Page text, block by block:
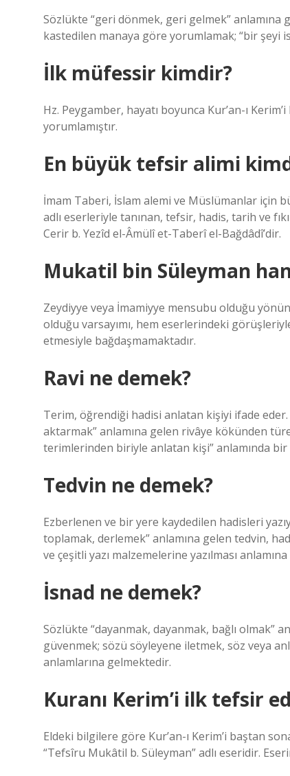
Sözlükte “geri dönmek, geri gelmek”
kastedilen manaya göre yorumlamak; “bir şeyi
İlk müfessir kimdir?
Hz. Peygamber, hayatı boyunca Kur’an-ı
yorumlamıştır.
En büyük tefsir alimi
İmam Taberi, İslam alemi ve Müslümanlar için
adlı eserleriyle tanınan, tefsir, hadis, tarih ve
Cerir b. Yezîd el-Âmülî et-Taberî el-Bağdâdî’dir.
Mukatil bin Süleyman
Zeydiyye veya İmamiyye mensubu olduğu
olduğu varsayımı, hem eserlerindeki
etmesiyle bağdaşmamaktadır.
Ravi ne demek?
Terim, öğrendiği hadisi anlatan kişiyi ifade eder.
aktarmak” anlamına gelen rivâye kökünden
terimlerinden biriyle anlatan kişi” anlamında bir
Tedvin ne demek?
Ezberlenen ve bir yere kaydedilen hadisleri
toplamak, derlemek” anlamına gelen tedvin,
ve çeşitli yazı malzemelerine yazılması
İsnad ne demek?
Sözlükte “dayanmak, dayanmak, bağlı olmak”
güvenmek; sözü söyleyene iletmek, söz veya
anlamlarına gelmektedir.
Kuranı Kerim’i ilk tefsir
Eldeki bilgilere göre Kur’an-ı Kerim’i baştan
“Tefsîru Mukâtil b. Süleyman” adlı eseridir.